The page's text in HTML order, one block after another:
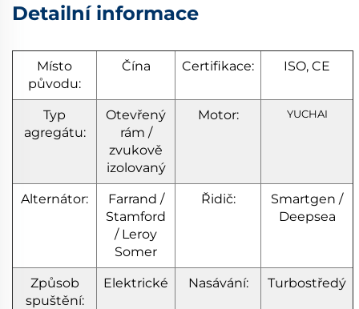
Detailní informace
Místo
původu:
Čína Certifikace: ISO, CE
Typ
agregátu:
Otevřený
rám /
zvukově
izolovaný
Motor: YUCHAI
Alternátor:
Farrand /
Stamford
/ Leroy
Somer
Řidič:
Smartgen /
Deepsea
Způsob
spuštění:
Elektrické Nasávání: Turbostředý